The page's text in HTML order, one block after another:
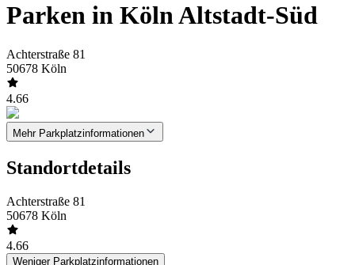
Parken in Köln Altstadt-Süd
Achterstraße 81
50678 Köln
4.66
Mehr Parkplatzinformationen
Standortdetails
Achterstraße 81
50678 Köln
4.66
Weniger Parkplatzinformationen